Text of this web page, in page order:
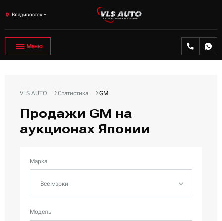
Владивосток
Меню
VLS AUTO Статистика GM
Продажи GM на
аукционах Японии
Марка
Все марки
Модель